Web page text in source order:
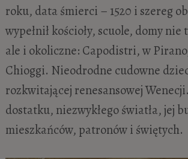
roku, data śmierci – 1520 i szereg
wypełnił kościoły, scuole, domy
ale i okoliczne: Capodistri, w
Chioggi. Nieodrodne cudowne
rozkwitającej renesansowej
dostatku, niezwykłego światła, jej
mieszkańców, patronów i świętych.